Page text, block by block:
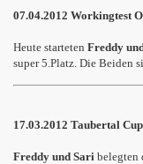
07.04.2012 Workingtest
Heute starteten Freddy
super 5.Platz. Die Beiden
17.03.2012 Taubertal
Freddy und Sari belegten